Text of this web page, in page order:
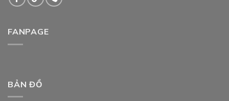
FANPAGE
BẢN ĐỒ